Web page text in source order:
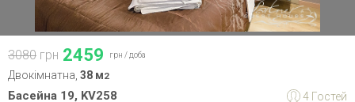
3080 грн 2459 грн / доба
Двокімнатна, 38 м2
Басейна 19, KV258 4 Гостей